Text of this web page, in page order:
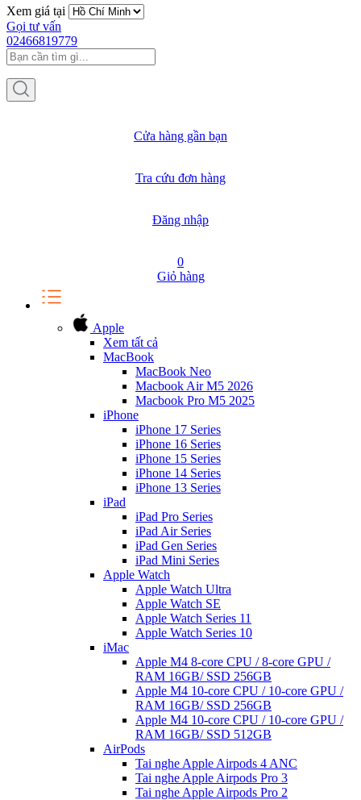
Xem giá tại
Gọi tư vấn
02466819779
Cửa hàng gần bạn
Tra cứu đơn hàng
Đăng nhập
0
Giỏ hàng
Apple
Xem tất cả
MacBook
MacBook Neo
Macbook Air M5 2026
Macbook Pro M5 2025
iPhone
iPhone 17 Series
iPhone 16 Series
iPhone 15 Series
iPhone 14 Series
iPhone 13 Series
iPad
iPad Pro Series
iPad Air Series
iPad Gen Series
iPad Mini Series
Apple Watch
Apple Watch Ultra
Apple Watch SE
Apple Watch Series 11
Apple Watch Series 10
iMac
Apple M4 8-core CPU / 8-core GPU /
RAM 16GB/ SSD 256GB
Apple M4 10-core CPU / 10-core GPU /
RAM 16GB/ SSD 256GB
Apple M4 10-core CPU / 10-core GPU /
RAM 16GB/ SSD 512GB
AirPods
Tai nghe Apple Airpods 4 ANC
Tai nghe Apple Airpods Pro 3
Tai nghe Apple Airpods Pro 2